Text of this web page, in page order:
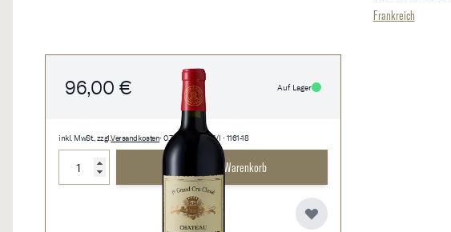
96,00 € Auf Lager
inkl. MwSt., zzgl.Versandkosten• 0,75 l • 128,00 €/l • 1161-18
In den Warenkorb
Frankreich